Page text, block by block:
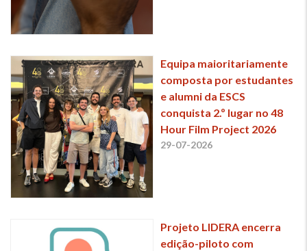
Equipa maioritariamente
composta por estudantes
e alumni da ESCS
conquista 2.º lugar no 48
Hour Film Project 2026
29-07-2026
Projeto LIDERA encerra
edição-piloto com